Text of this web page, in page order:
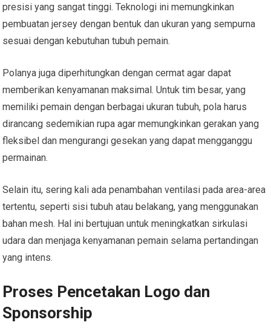
presisi yang sangat tinggi. Teknologi ini memungkinkan
pembuatan jersey dengan bentuk dan ukuran yang sempurna
sesuai dengan kebutuhan tubuh pemain.
Polanya juga diperhitungkan dengan cermat agar dapat
memberikan kenyamanan maksimal. Untuk tim besar, yang
memiliki pemain dengan berbagai ukuran tubuh, pola harus
dirancang sedemikian rupa agar memungkinkan gerakan yang
fleksibel dan mengurangi gesekan yang dapat mengganggu
permainan.
Selain itu, sering kali ada penambahan ventilasi pada area-area
tertentu, seperti sisi tubuh atau belakang, yang menggunakan
bahan mesh. Hal ini bertujuan untuk meningkatkan sirkulasi
udara dan menjaga kenyamanan pemain selama pertandingan
yang intens.
Proses Pencetakan Logo dan
Sponsorship